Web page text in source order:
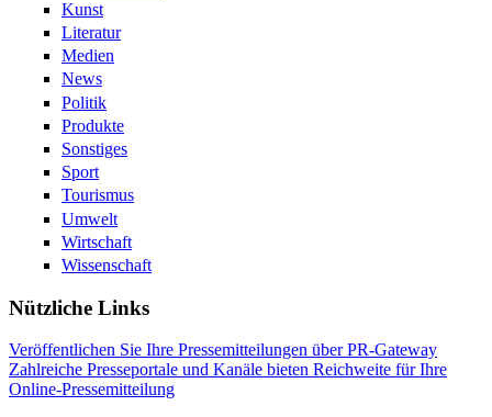
Kunst
Literatur
Medien
News
Politik
Produkte
Sonstiges
Sport
Tourismus
Umwelt
Wirtschaft
Wissenschaft
Nützliche Links
Veröffentlichen Sie Ihre Pressemitteilungen über PR-Gateway
Zahlreiche Presseportale und Kanäle bieten Reichweite für Ihre
Online-Pressemitteilung